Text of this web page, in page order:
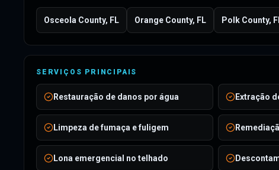
Osceola County, FL Orange County, FL Polk County,
SERVIÇOS PRINCIPAIS
Restauração de danos por água Extração
Limpeza de fumaça e fuligem
Lona emergencial no telhado